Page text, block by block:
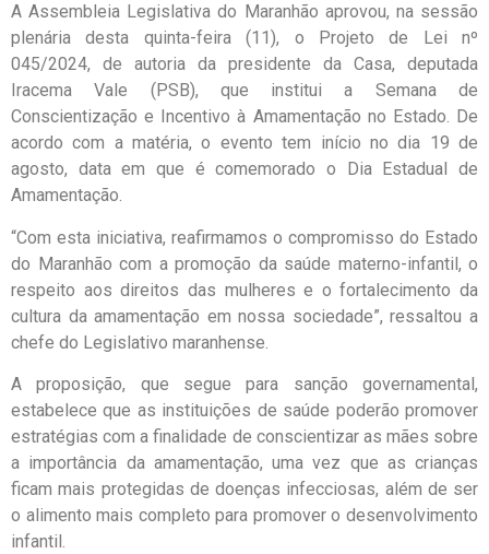
A Assembleia Legislativa do Maranhão aprovou, na sessão
plenária desta quinta-feira (11), o Projeto de Lei nº
045/2024, de autoria da presidente da Casa, deputada
Iracema Vale (PSB), que institui a Semana de
Conscientização e Incentivo à Amamentação no Estado. De
acordo com a matéria, o evento tem início no dia 19 de
agosto, data em que é comemorado o Dia Estadual de
Amamentação.
“Com esta iniciativa, reafirmamos o compromisso do Estado
do Maranhão com a promoção da saúde materno-infantil, o
respeito aos direitos das mulheres e o fortalecimento da
cultura da amamentação em nossa sociedade”, ressaltou a
chefe do Legislativo maranhense.
A proposição, que segue para sanção governamental,
estabelece que as instituições de saúde poderão promover
estratégias com a finalidade de conscientizar as mães sobre
a importância da amamentação, uma vez que as crianças
ficam mais protegidas de doenças infecciosas, além de ser
o alimento mais completo para promover o desenvolvimento
infantil.